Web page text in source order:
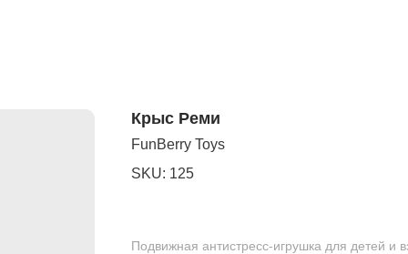
Крыс Реми
FunBerry Toys
SKU: 125
Подвижная антистресс-игрушка для детей и